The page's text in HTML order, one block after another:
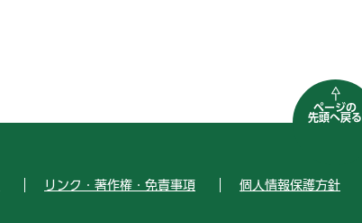
ページの
先頭へ戻る
リンク・著作権・免責事項 個人情報保護方針